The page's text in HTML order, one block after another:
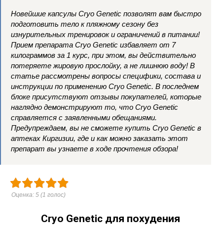
Новейшие капсулы Cryo Genetic позволят вам быстро
подготовить тело к пляжному сезону без
изнурительных тренировок и ограничений в питании!
Прием препарата Cryo Genetic избавляет от 7
килограммов за 1 курс, при этом, вы действительно
потеряете жировую прослойку, а не лишнюю воду! В
статье рассмотрены вопросы специфики, состава и
инструкции по применению Cryo Genetic. В последнем
блоке присутствуют отзывы покупателей, которые
наглядно демонстрируют то, что Cryo Genetic
справляется с заявленными обещаниями.
Предупреждаем, вы не сможете купить Cryo Genetic в
аптеках Киргизии, где и как можно заказать этот
препарат вы узнаете в ходе прочтения обзора!
Оценка: 5 (1 голос)
Cryo Genetic для похудения